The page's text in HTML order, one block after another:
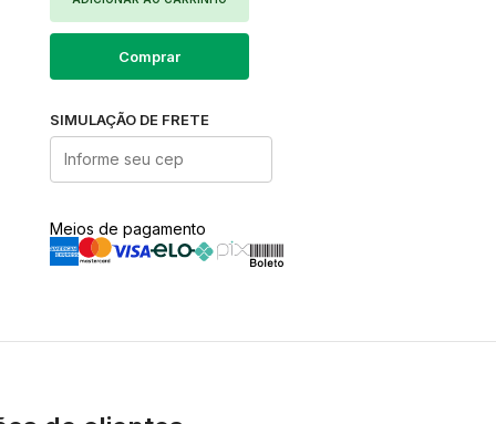
Comprar
SIMULAÇÃO DE FRETE
Meios de pagamento